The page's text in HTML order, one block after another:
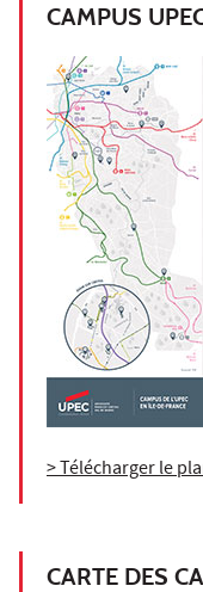
CAMPUS
> Télécharger le
CARTE DES